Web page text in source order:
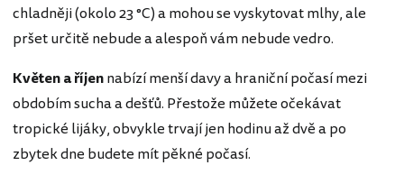
chladněji (okolo 23 °C) a mohou se vyskytovat mlhy, ale
pršet určitě nebude a alespoň vám nebude vedro.
Květen a říjennabízí menší davy a hraniční počasí mezi
obdobím sucha a dešťů. Přestože můžete očekávat
tropické lijáky, obvykle trvají jen hodinu až dvě a po
zbytek dne budete mít pěkné počasí.